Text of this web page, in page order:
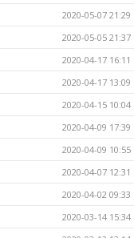
2020-05-07 21:29
2020-05-05 21:37
2020-04-17 16:11
2020-04-17 13:09
2020-04-15 10:04
2020-04-09 17:39
2020-04-09 10:55
2020-04-07 12:31
2020-04-02 09:33
2020-03-14 15:34